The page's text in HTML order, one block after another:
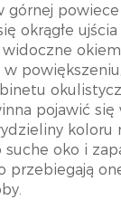
górnej
okrągłe
widoczne
pojawić się
koloru
oko i
przebiegają